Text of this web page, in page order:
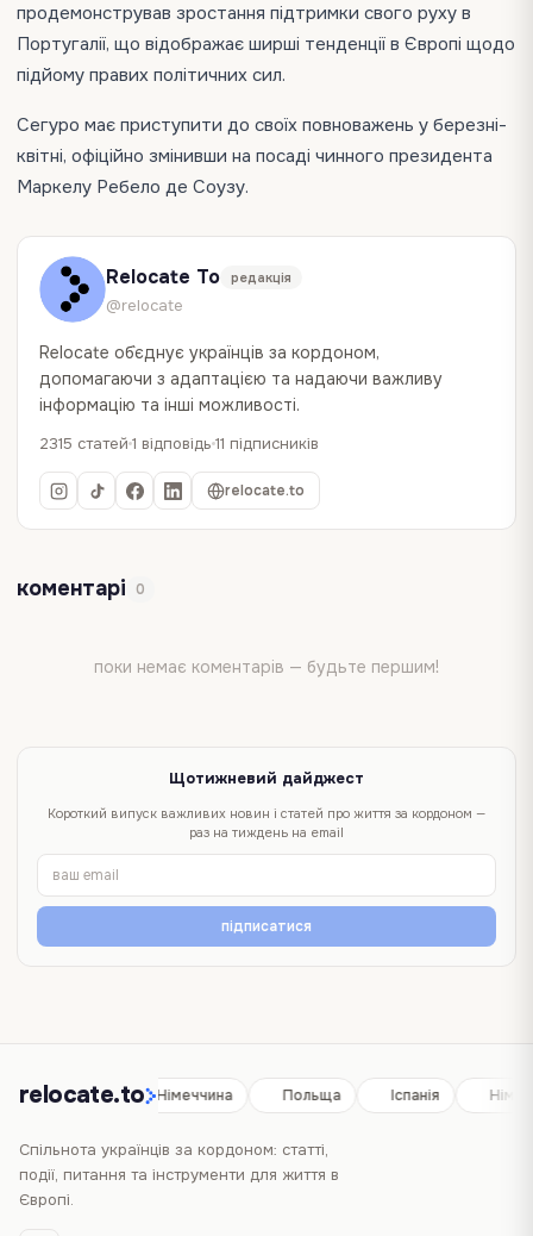
продемонстрував зростання підтримки свого руху в
Португалії, що відображає ширші тенденції в Європі щодо
підйому правих політичних сил.
Сегуро має приступити до своїх повноважень у березні-
квітні, офіційно змінивши на посаді чинного президента
Маркелу Ребело де Соузу.
Relocate To редакція
@relocate
Relocate об`єднує українців за кордоном,
допомагаючи з адаптацією та надаючи важливу
інформацію та інші можливості.
2315 статей 1 відповідь 11 підписників
relocate.to
коментарі 0
поки немає коментарів — будьте першим!
Щотижневий дайджест
Короткий випуск важливих новин і статей про життя за кордоном —
раз на тиждень на email
підписатися
relocate.to
Іспанія Німеччина Польща Іспанія
Спільнота українців за кордоном: статті,
події, питання та інструменти для життя в
Європі.